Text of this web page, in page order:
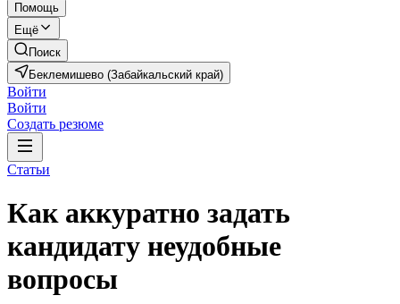
Помощь
Ещё
Поиск
Беклемишево (Забайкальский край)
Войти
Войти
Создать резюме
Статьи
Как аккуратно задать
кандидату неудобные
вопросы